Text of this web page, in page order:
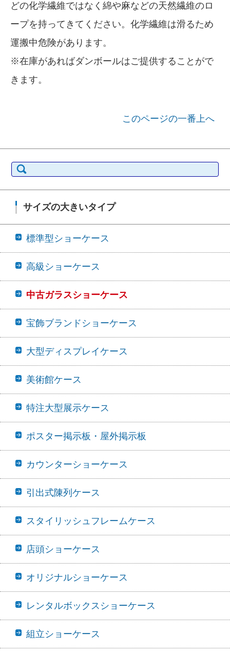
どの化学繊維ではなく綿や麻などの天然繊維のロ
ープを持ってきてください。化学繊維は滑るため
運搬中危険があります。
※在庫があればダンボールはご提供することがで
きます。
このページの一番上へ
検索:
サイズの大きいタイプ
標準型ショーケース
高級ショーケース
中古ガラスショーケース
宝飾ブランドショーケース
大型ディスプレイケース
美術館ケース
特注大型展示ケース
ポスター掲示板・屋外掲示板
カウンターショーケース
引出式陳列ケース
スタイリッシュフレームケース
店頭ショーケース
オリジナルショーケース
レンタルボックスショーケース
組立ショーケース